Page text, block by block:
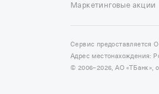
Маркетинговые акции
Сервис предоставляется
Адрес местонахождения:
© 2006–2026, АО «ТБанк»,